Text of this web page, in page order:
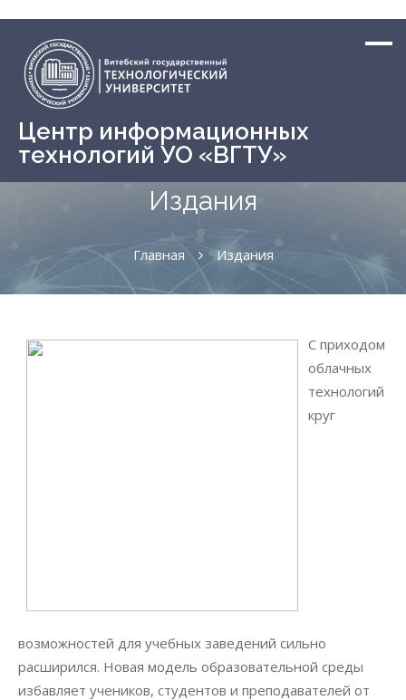
Центр информационных
технологий УО «ВГТУ»
Издания
Главная Издания
C приходом
облачных
технологий
круг
возможностей для учебных заведений сильно
расширился. Новая модель образовательной среды
избавляет учеников, студентов и преподавателей от